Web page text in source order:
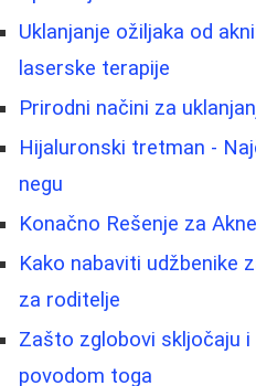
Uklanjanje ožiljaka od
laserske terapije
Prirodni načini za
Hijaluronski tretman -
negu
Konačno Rešenje za
Kako nabaviti udžbenike
za roditelje
Zašto zglobovi skljočaju
povodom toga